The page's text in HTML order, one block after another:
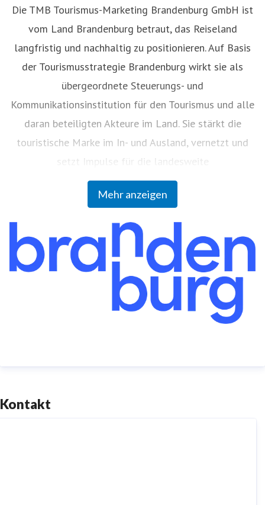
Die TMB Tourismus-Marketing Brandenburg GmbH ist
vom Land Brandenburg betraut, das Reiseland
langfristig und nachhaltig zu positionieren. Auf Basis
der Tourismusstrategie Brandenburg wirkt sie als
übergeordnete Steuerungs- und
Kommunikationsinstitution für den Tourismus und alle
daran beteiligten Akteure im Land. Sie stärkt die
touristische Marke im In- und Ausland, vernetzt und
setzt Impulse für die landesweite
Destinationsentwicklung und Digitalisierung. Die
Gesellschafter der TMB sind das Land Brandenburg
Körperschaften zur Förderung der Brandenburgischen
Tourismuswirtschaft GbR (36 Prozent) und die Berlin
Tourismus & Kongress GmbH (visitBerlin) (5 Prozent).
TMB Tourismus-Marketing Brandenburg GmbH,
Telefon: +49 (0)331 29873-0 | Telefax: +49 (0)331
service@reiseland-brandenburg.de
Mehr anzeigen
Kontakt